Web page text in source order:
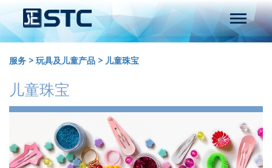
服务 > 玩具及儿童产品 > 儿童珠宝
儿童珠宝